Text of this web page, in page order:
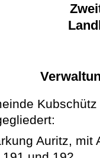
Auritz, mit